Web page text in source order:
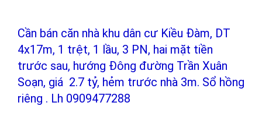
Cần bán căn nhà khu dân cư Kiều Đàm, DT
4x17m, 1 trệt, 1 lầu, 3 PN, hai mặt tiền
trước sau, hướng Đông đường Trần Xuân
Soạn, giá 2.7 tỷ, hẻm trước nhà 3m. Sổ hồng
riêng . Lh 0909477288